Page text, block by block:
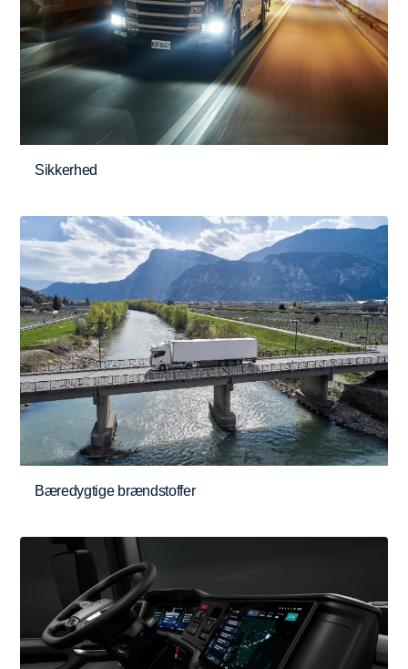
Sikkerhed
Bæredygtige brændstoffer